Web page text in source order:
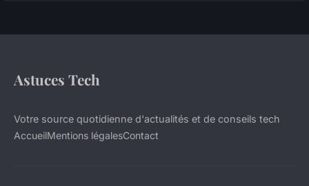
Astuces Tech
Votre source quotidienne d'actualités et de conseils tech
AccueilMentions légalesContact